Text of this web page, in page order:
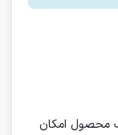
جلد/عدد از یک محصول امکان